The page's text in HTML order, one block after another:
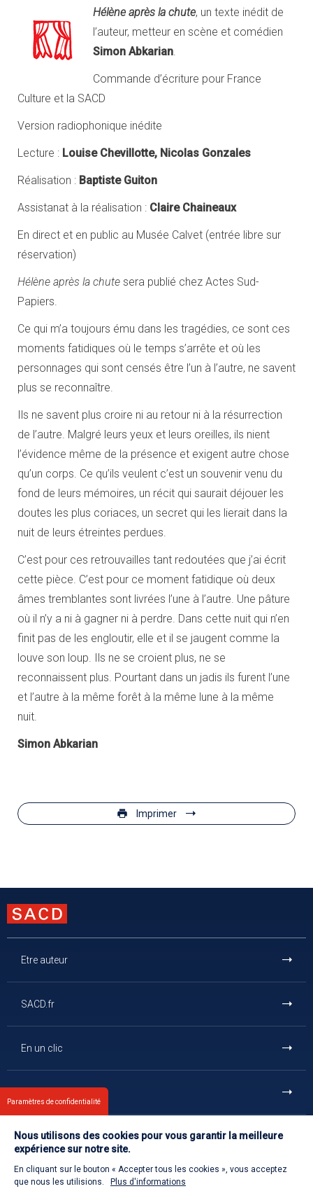
Hélène après la chute, un texte inédit de
l’auteur, metteur en scène et comédien
Simon Abkarian.
Commande d’écriture pour France
Culture et la SACD
Version radiophonique inédite
Lecture : Louise Chevillotte, Nicolas Gonzales
Réalisation : Baptiste Guiton
Assistanat à la réalisation : Claire Chaineaux
En direct et en public au Musée Calvet (entrée libre sur
réservation)
Hélène après la chute sera publié chez Actes Sud-
Papiers.
Ce qui m’a toujours ému dans les tragédies, ce sont ces
moments fatidiques où le temps s’arrête et où les
personnages qui sont censés être l’un à l’autre, ne savent
plus se reconnaître.
Ils ne savent plus croire ni au retour ni à la résurrection
de l’autre. Malgré leurs yeux et leurs oreilles, ils nient
l’évidence même de la présence et exigent autre chose
qu’un corps. Ce qu’ils veulent c’est un souvenir venu du
fond de leurs mémoires, un récit qui saurait déjouer les
doutes les plus coriaces, un secret qui les lierait dans la
nuit de leurs étreintes perdues.
C’est pour ces retrouvailles tant redoutées que j’ai écrit
cette pièce. C’est pour ce moment fatidique où deux
âmes tremblantes sont livrées l’une à l’autre. Une pâture
où il n’y a ni à gagner ni à perdre. Dans cette nuit qui n’en
finit pas de les engloutir, elle et il se jaugent comme la
louve son loup. Ils ne se croient plus, ne se
reconnaissent plus. Pourtant dans un jadis ils furent l’une
et l’autre à la même forêt à la même lune à la même
nuit.
Simon Abkarian
Imprimer
Etre auteur
SACD.fr
En un clic
Contact
Retour à l'accueil
Paramètres de confidentialité
Nous utilisons des cookies pour vous garantir la meilleure
expérience sur notre site.
En cliquant sur le bouton « Accepter tous les cookies », vous acceptez
que nous les utilisions.
Plus d'informations